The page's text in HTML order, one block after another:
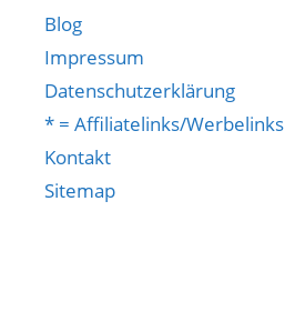
Blog
Impressum
Datenschutzerklärung
* = Affiliatelinks/Werbelinks
Kontakt
Sitemap